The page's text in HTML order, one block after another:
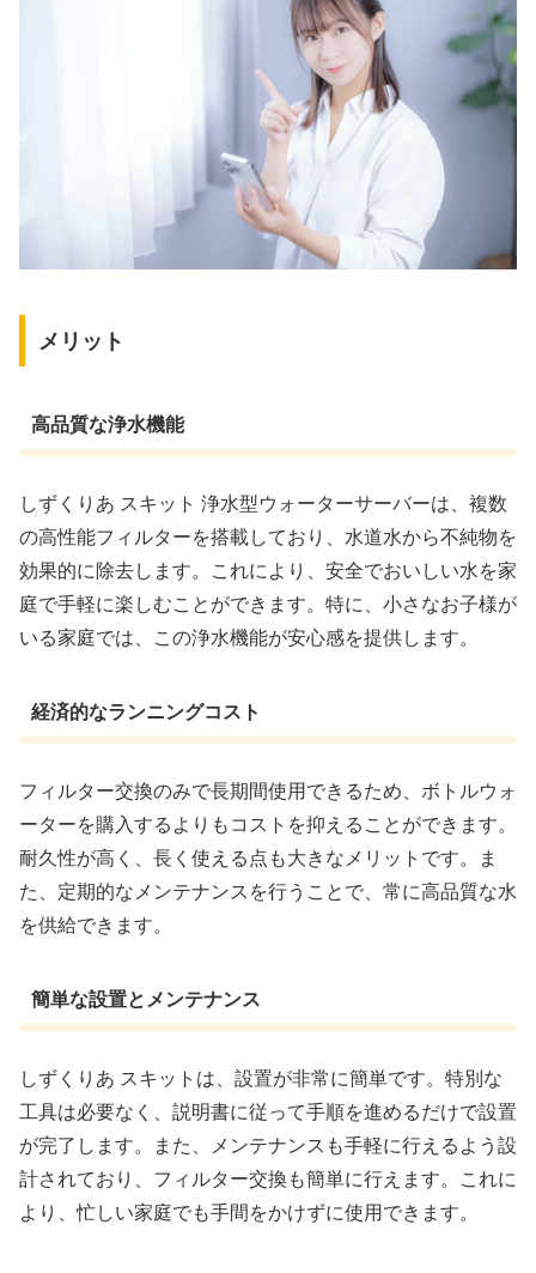
メリット
高品質な浄水機能
しずくりあ スキット 浄水型ウォーターサーバーは、複数
の高性能フィルターを搭載しており、水道水から不純物を
効果的に除去します。これにより、安全でおいしい水を家
庭で手軽に楽しむことができます。特に、小さなお子様が
いる家庭では、この浄水機能が安心感を提供します。
経済的なランニングコスト
フィルター交換のみで長期間使用できるため、ボトルウォ
ーターを購入するよりもコストを抑えることができます。
耐久性が高く、長く使える点も大きなメリットです。ま
た、定期的なメンテナンスを行うことで、常に高品質な水
を供給できます。
簡単な設置とメンテナンス
しずくりあ スキットは、設置が非常に簡単です。特別な
工具は必要なく、説明書に従って手順を進めるだけで設置
が完了します。また、メンテナンスも手軽に行えるよう設
計されており、フィルター交換も簡単に行えます。これに
より、忙しい家庭でも手間をかけずに使用できます。